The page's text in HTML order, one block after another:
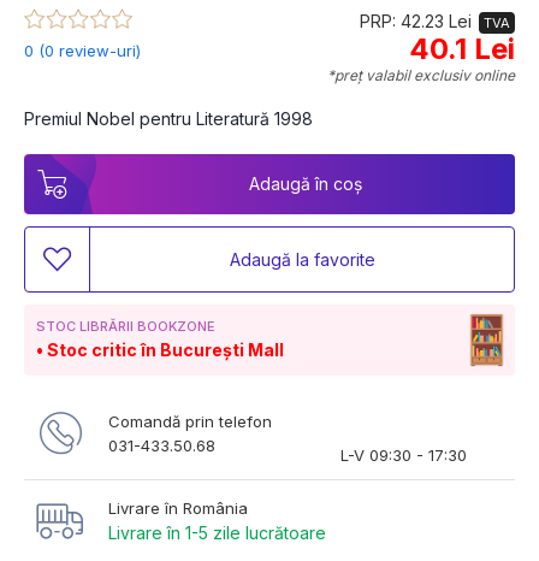
0 (0 review-uri)
PRP: 42.23 Lei TVA
40.1 Lei
*preț valabil exclusiv online
Premiul Nobel pentru Literatură 1998
Adaugă în coș
Adaugă la favorite
STOC LIBRĂRII BOOKZONE
Stoc critic în București Mall
Comandă prin telefon
031-433.50.68
L-V 09:30 - 17:30
Livrare în România
Livrare în 1-5 zile lucrătoare